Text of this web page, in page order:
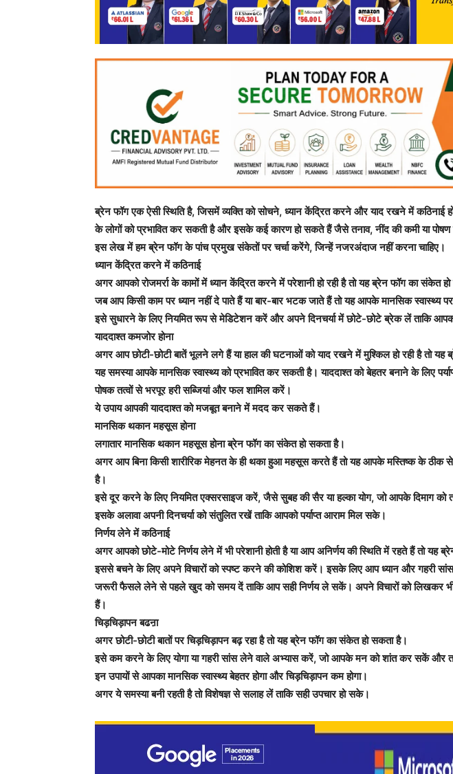
ब्रेन फॉग एक ऐसी स्थिति है, जिसमें व्यक्ति को सोचने, ध्यान केंद्रित करने और याद रखने में कठिनाई
के लोगों को प्रभावित कर सकती है और इसके कई कारण हो सकते हैं जैसे तनाव, नींद की कमी या पोषण
इस लेख में हम ब्रेन फॉग के पांच प्रमुख संकेतों पर चर्चा करेंगे, जिन्हें नजरअंदाज नहीं करना चाहिए।
ध्यान केंद्रित करने में कठिनाई
अगर आपको रोजमर्रा के कामों में ध्यान केंद्रित करने में परेशानी हो रही है तो यह ब्रेन फॉग का संकेत
जब आप किसी काम पर ध्यान नहीं दे पाते हैं या बार-बार भटक जाते हैं तो यह आपके मानसिक स्वास्थ्य
इसे सुधारने के लिए नियमित रूप से मेडिटेशन करें और अपने दिनचर्या में छोटे-छोटे ब्रेक लें ताकि
याददाश्त कमजोर होना
अगर आप छोटी-छोटी बातें भूलने लगे हैं या हाल की घटनाओं को याद रखने में मुश्किल हो रही है तो यह
यह समस्या आपके मानसिक स्वास्थ्य को प्रभावित कर सकती है। याददाश्त को बेहतर बनाने के लिए
पोषक तत्वों से भरपूर हरी सब्जियां और फल शामिल करें।
ये उपाय आपकी याददाश्त को मजबूत बनाने में मदद कर सकते हैं।
मानसिक थकान महसूस होना
लगातार मानसिक थकान महसूस होना ब्रेन फॉग का संकेत हो सकता है।
अगर आप बिना किसी शारीरिक मेहनत के ही थका हुआ महसूस करते हैं तो यह आपके मस्तिष्क के ठीक
है।
इसे दूर करने के लिए नियमित एक्सरसाइज करें, जैसे सुबह की सैर या हल्का योग, जो आपके दिमाग को
इसके अलावा अपनी दिनचर्या को संतुलित रखें ताकि आपको पर्याप्त आराम मिल सके।
निर्णय लेने में कठिनाई
अगर आपको छोटे-मोटे निर्णय लेने में भी परेशानी होती है या आप अनिर्णय की स्थिति में रहते हैं तो यह
इससे बचने के लिए अपने विचारों को स्पष्ट करने की कोशिश करें। इसके लिए आप ध्यान और गहरी
जरूरी फैसले लेने से पहले खुद को समय दें ताकि आप सही निर्णय ले सकें। अपने विचारों को लिखकर
हैं।
चिड़चिड़ापन बढऩा
अगर छोटी-छोटी बातों पर चिड़चिड़ापन बढ़ रहा है तो यह ब्रेन फॉग का संकेत हो सकता है।
इसे कम करने के लिए योगा या गहरी सांस लेने वाले अभ्यास करें, जो आपके मन को शांत कर सकें और
इन उपायों से आपका मानसिक स्वास्थ्य बेहतर होगा और चिड़चिड़ापन कम होगा।
अगर ये समस्या बनी रहती है तो विशेषज्ञ से सलाह लें ताकि सही उपचार हो सके।